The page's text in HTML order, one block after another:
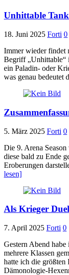
Unhittable
18. Juni 2025 Forti 0
Immer wieder findet
Begriff „Unhittable“
ein Paladin- oder
was genau bedeutet
5. März 2025 Forti 0
Die 9. Arena
diese bald zu Ende
Eroberungen
lesen]
Als Krieger
7. April 2025 Forti 0
Gestern Abend
mehrere Klassen
hatte ich die größten
Dämonologie-